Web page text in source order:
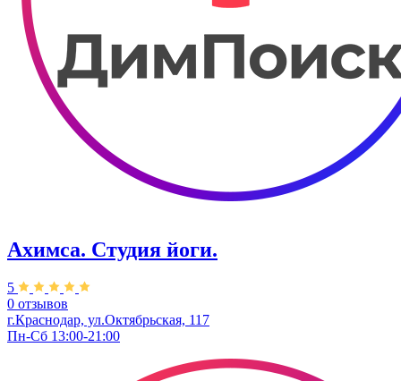
Ахимса. Студия йоги.
5
0 отзывов
г.Краснодар, ул.Октябрьская, 117
Пн-Сб 13:00-21:00